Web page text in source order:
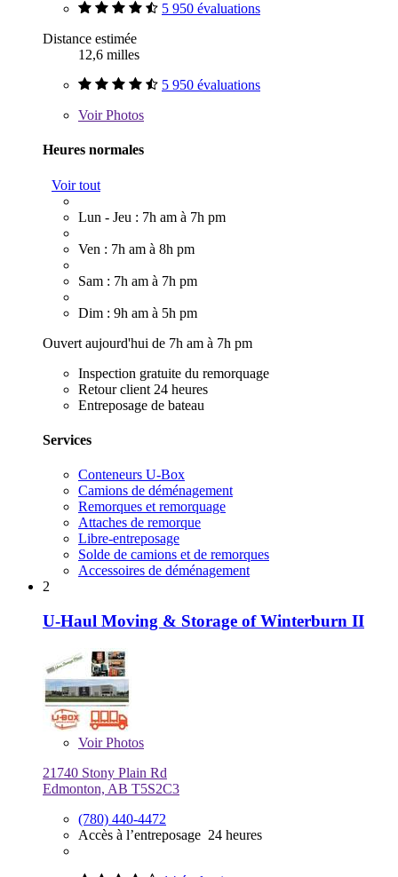
5 950 évaluations
Distance estimée
12,6 milles
5 950 évaluations
VoirPhotos
Heures normales
Voir tout
Lun - Jeu : 7h am à 7h pm
Ven : 7h am à 8h pm
Sam : 7h am à 7h pm
Dim : 9h am à 5h pm
Ouvert aujourd'hui de 7h am à 7h pm
Inspection gratuite du remorquage
Retour client 24 heures
Entreposage de bateau
Services
Conteneurs U-Box
Camions de déménagement
Remorques et remorquage
Attaches de remorque
Libre-entreposage
Solde de camions et de remorques
Accessoires de déménagement
2
U-Haul Moving & Storage of Winterburn II
VoirPhotos
21740 Stony Plain Rd
Edmonton, AB T5S2C3
(780) 440-4472
Accès à l’entreposage 24 heures